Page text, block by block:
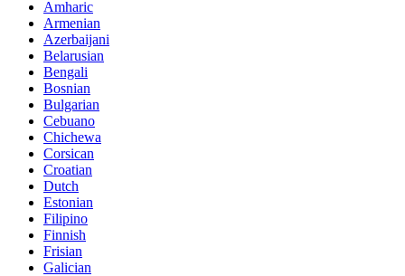
Amharic
Armenian
Azerbaijani
Belarusian
Bengali
Bosnian
Bulgarian
Cebuano
Chichewa
Corsican
Croatian
Dutch
Estonian
Filipino
Finnish
Frisian
Galician